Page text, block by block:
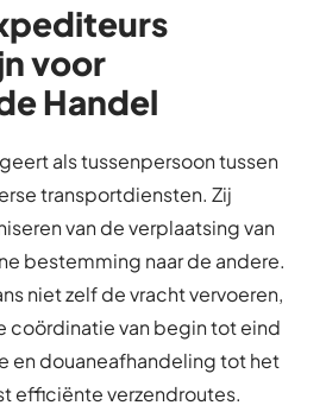
voor
Handel
als tussenpersoon tussen
transportdiensten. Zij
van de verplaatsing van
bestemming naar de andere.
niet zelf de vracht vervoeren,
coördinatie van begin tot eind
en douaneafhandeling tot het
efficiënte verzendroutes.